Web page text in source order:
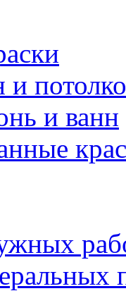
и
и ванн